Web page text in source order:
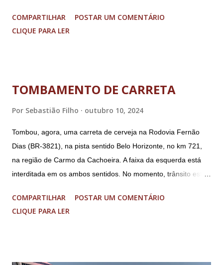
(PGR): o deputado federal Alexandre Ramagem, ex-diretor da
Agência Brasileira de Inteligência (Abin); o almirante Almir
Segurança Institucional (GSI); o tenente-coronel Mauro Cid,
Sérgio Nogueira, ex-ministro da Defesa; e o general da
reserva Walter Braga Netto, ex-ministro da Casa Civil e da
Defesa. A acusação envolveu os crimes de tentativa de
abolição violenta do Estado Democrático de Direito, golpe de
COMPARTILHAR
POSTAR UM COMENTÁRIO
CLIQUE PARA LER
TOMBAMENTO DE CARRETA
Por Sebastião Filho outubro 10, 2024
Tombou, agora, uma carreta de cerveja na Rodovia Fernão
Dias (BR-3821), na pista sentido Belo Horizonte, no km 721,
na região de Carmo da Cachoeira. A faixa da esquerda está
interditada em os ambos sentidos. No momento, trânsito está
Imagens @transitofernaodias *Por Sebastião Filho
COMPARTILHAR
POSTAR UM COMENTÁRIO
CLIQUE PARA LER